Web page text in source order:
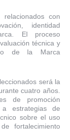
con
identidad
El proceso
técnica y
de la Marca
será la
cuatro años.
de promoción
estrategias de
sobre el uso
fortalecimiento